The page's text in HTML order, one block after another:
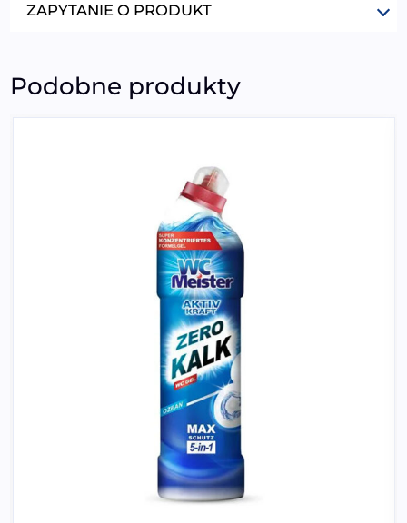
ZAPYTANIE O PRODUKT
Podobne produkty